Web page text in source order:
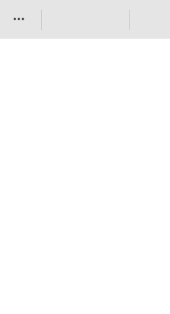
•••